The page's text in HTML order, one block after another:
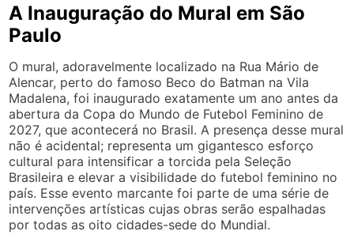
A Inauguração do Mural em São
Paulo
O mural, adoravelmente localizado na Rua Mário de
Alencar, perto do famoso Beco do Batman na Vila
Madalena, foi inaugurado exatamente um ano antes da
abertura da Copa do Mundo de Futebol Feminino de
2027, que acontecerá no Brasil. A presença desse mural
não é acidental; representa um gigantesco esforço
cultural para intensificar a torcida pela Seleção
Brasileira e elevar a visibilidade do futebol feminino no
país. Esse evento marcante foi parte de uma série de
intervenções artísticas cujas obras serão espalhadas
por todas as oito cidades-sede do Mundial.